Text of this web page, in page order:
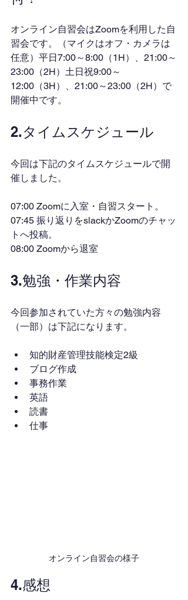
オンライン自習会はZoomを利用した自
習会です。（マイクはオフ・カメラは
任意）平日7:00～8:00（1H）、21:00～
23:00（2H）土日祝9:00～
12:00（3H）、21:00～23:00（2H）で
開催中です。
2.タイムスケジュール
今回は下記のタイムスケジュールで開
催しました。
07:00 Zoomに入室・自習スタート。
07:45 振り返りをslackかZoomのチャッ
トへ投稿。
08:00 Zoomから退室
3.勉強・作業内容
今回参加されていた方々の勉強内容
（一部）は下記になります。
知的財産管理技能検定2級
ブログ作成
事務作業
英語
読書
仕事
オンライン自習会の様子
4.感想